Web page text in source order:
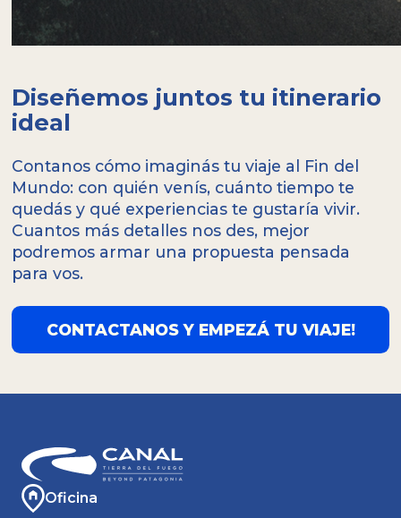
Diseñemos juntos tu itinerario
ideal
Contanos cómo imaginás tu viaje al Fin del
Mundo: con quién venís, cuánto tiempo te
quedás y qué experiencias te gustaría vivir.
Cuantos más detalles nos des, mejor
podremos armar una propuesta pensada
para vos.
CONTACTANOS Y EMPEZÁ TU VIAJE!
Oficina